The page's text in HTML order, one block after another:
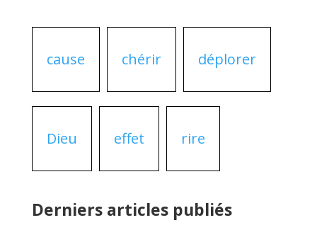
cause chérir déplorer
Dieu effet rire
Derniers articles publiés